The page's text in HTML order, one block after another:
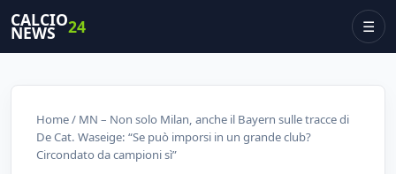
CALCIO
NEWS 24 ☰
Home/ MN – Non solo Milan, anche il Bayern sulle tracce di
De Cat. Waseige: “Se può imporsi in un grande club?
Circondato da campioni sì”